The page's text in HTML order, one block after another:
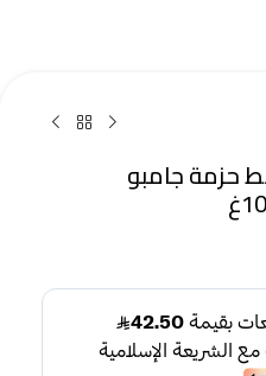
حزمة جامبو